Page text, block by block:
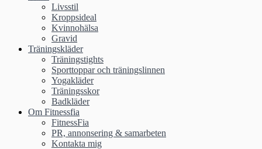
Livsstil
Kroppsideal
Kvinnohälsa
Gravid
Träningskläder
Träningstights
Sporttoppar och träningslinnen
Yogakläder
Träningsskor
Badkläder
Om Fitnessfia
FitnessFia
PR, annonsering & samarbeten
Kontakta mig